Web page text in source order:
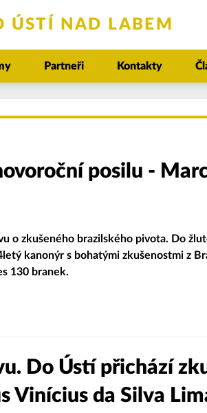
ÚSTÍ NAD LABEM
Partneři Kontakty
posilu -
o zkušeného brazilského pivota. Do
kanonýr s bohatými zkušenostmi z
130 branek.
Do Ústí přichází
Vinícius da Silva